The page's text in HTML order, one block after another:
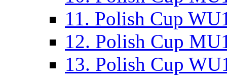
11. Polish Cup
12. Polish Cup
13. Polish Cup